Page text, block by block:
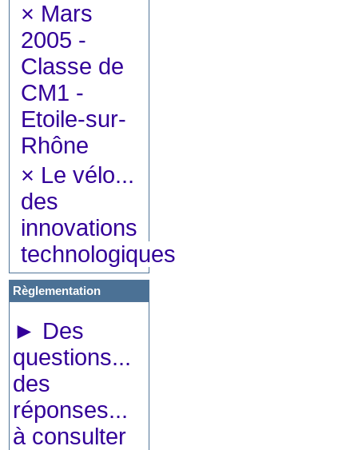
× Mars
2005 -
Classe de
CM1 -
Etoile-sur-
Rhône
× Le vélo...
des
innovations
technologiques
Règlementation
► Des
questions...
des
réponses...
à consulter